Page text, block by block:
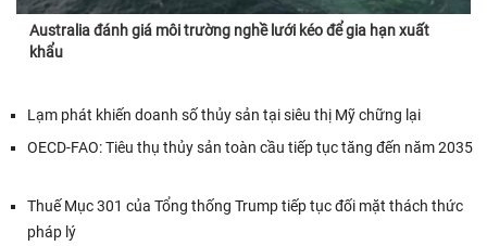
Australia đánh giá môi trường nghề lưới kéo để gia hạn xuất
khẩu
Lạm phát khiến doanh số thủy sản tại siêu thị Mỹ chững lại
OECD-FAO: Tiêu thụ thủy sản toàn cầu tiếp tục tăng đến năm 2035
Thuế Mục 301 của Tổng thống Trump tiếp tục đối mặt thách thức
pháp lý